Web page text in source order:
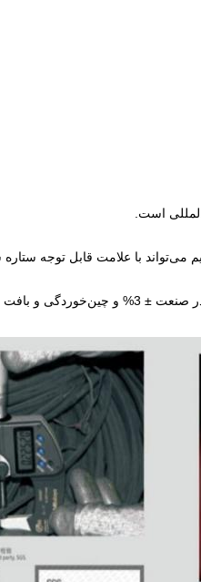
می‌تواند با علامت قابل توجه
پرده‌های سیمی بافته شده با دهانه سیم